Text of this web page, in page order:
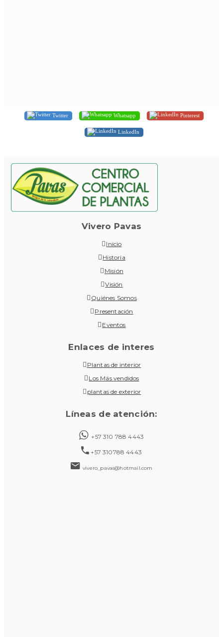
Twitter Whatsapp Pinterest
LinkedIn
Vivero Pavas
Inicio
Historia
Misión
Visión
Quiénes Somos
Presentación
Eventos
Enlaces de interes
Plantas de interior
Los Más vendidos
plantas de exterior
Líneas de atención:
+57 310 788 4443
+57 310788 4443
vivero_pavas@hotmail.com